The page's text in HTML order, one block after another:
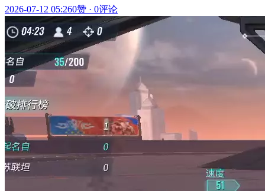
2026-07-12 05:260赞 · 0评论